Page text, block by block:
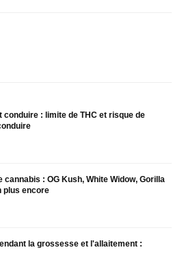
conduire : limite de THC et risque de
cannabis : OG Kush, White Widow, Gorilla
plus encore
la grossesse et l'allaitement :